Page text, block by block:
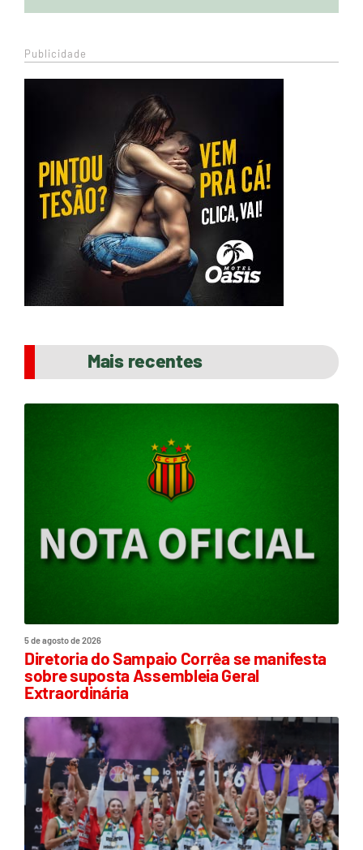
Publicidade
Mais recentes
5 de agosto de 2026
Diretoria do Sampaio Corrêa se manifesta
sobre suposta Assembleia Geral
Extraordinária